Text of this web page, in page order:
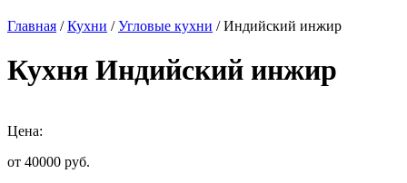
Главная /Кухни /Угловые кухни / Индийский инжир
Кухня Индийский инжир
Цена:
от 40000 руб.